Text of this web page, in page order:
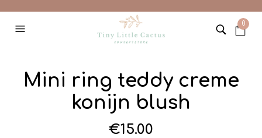
0
Mini ring teddy creme
konijn blush
€15.00